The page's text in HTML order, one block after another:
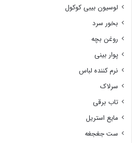
لوسیون بیبی کوکول
بخور سرد
روغن بچه
پوار بینی
نرم کننده لباس
سرلاک
تاب برقی
مایع استریل
ست جغجغه